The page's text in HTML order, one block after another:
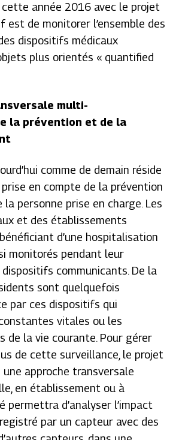
année 2016 avec le projet
est de monitorer l’ensemble des
dispositifs médicaux
plus orientés « quantified
multi-
la prévention et de la
comme de demain réside
en compte de la prévention
personne prise en charge. Les
et des établissements
d’une hospitalisation
monitorés pendant leur
communicants. De la
sont quelquefois
par ces dispositifs qui
vitales ou les
de la vie courante. Pour gérer
de cette surveillance, le projet
une approche transversale
en établissement ou à
permettra d’analyser l’impact
par un capteur avec des